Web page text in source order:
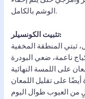
الوشم بالكامل.
تثبيت الكونسيلر:
ثبتي المنطقة المخفية
ناعمة، ضعي البودرة
على اللمسة النهائية
على تقليل اللمعان